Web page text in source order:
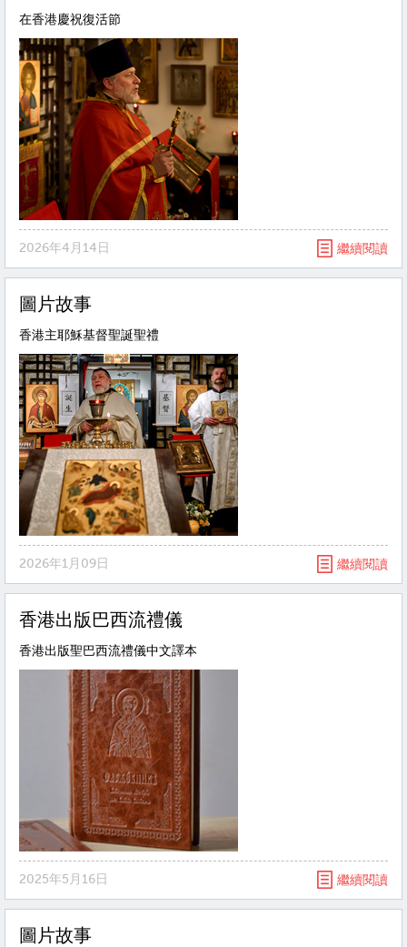
在香港慶祝復活節
2026年4月14日 繼續閱讀
圖片故事
香港主耶穌基督聖誕聖禮
2026年1月09日 繼續閱讀
香港出版巴西流禮儀
香港出版聖巴西流禮儀中文譯本
2025年5月16日 繼續閱讀
圖片故事